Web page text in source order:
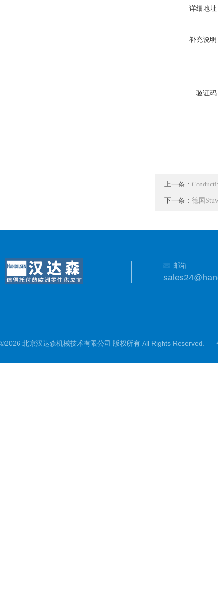
详细地址
补充说明
验证码
上一条：
下一条： 德国
邮箱
©2026 北京汉达森机械技术有限公司 版权所有 All Rights Reserved.